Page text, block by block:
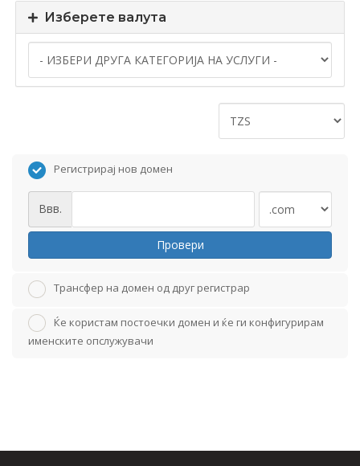
Изберете валута
Регистрирај нов домен
Ввв.
Провери
Трансфер на домен од друг регистрар
Ќе користам постоечки домен и ќе ги конфигурирам
именските опслужувачи